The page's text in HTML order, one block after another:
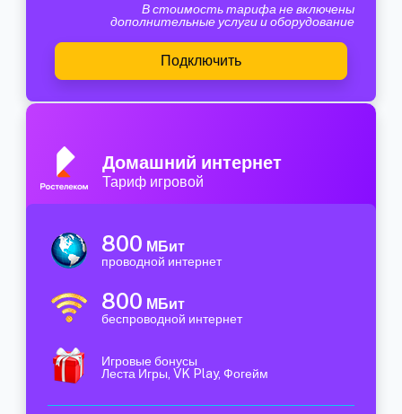
В стоимость тарифа не включены
дополнительные услуги и оборудование
Подключить
Домашний интернет
Тариф игровой
800 МБит
проводной интернет
800 МБит
беспроводной интернет
Игровые бонусы
Леста Игры, VK Play, Фогейм